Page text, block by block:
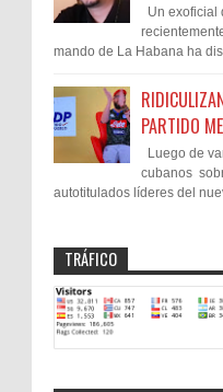
Un exoficial
mando de La Habana ha
PARTIDO
Luego de
cubanos
autotitulados líderes del
TRÁFICO